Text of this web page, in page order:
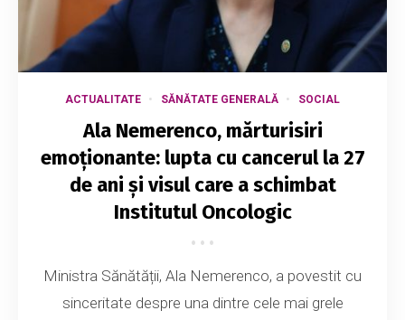
ACTUALITATE SĂNĂTATE GENERALĂ SOCIAL
Ala Nemerenco, mărturisiri
emoționante: lupta cu cancerul la 27
de ani și visul care a schimbat
Institutul Oncologic
Ministra Sănătății, Ala Nemerenco, a povestit cu
sinceritate despre una dintre cele mai grele